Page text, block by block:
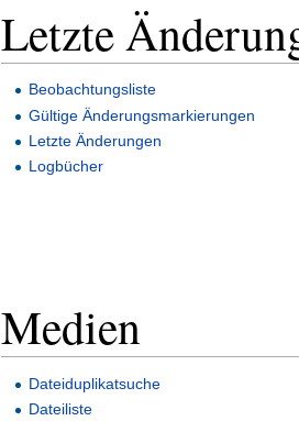
Letzte
Beobachtungsliste
Gültige Änderungsmarkierungen
Letzte Änderungen
Logbücher
Medien
Dateiduplikatsuche
Dateiliste